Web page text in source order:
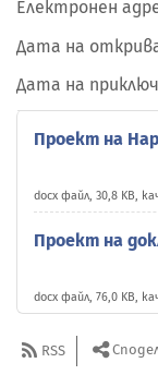
Електронен
Дата на
Дата на
Проект на
docx файл, 30,8 KB,
Проект на
docx файл, 76,0 KB,
RSS